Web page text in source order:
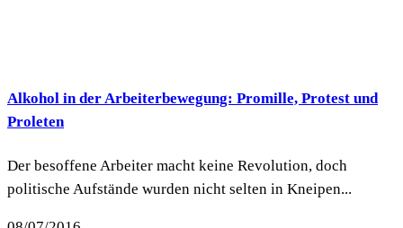
Alkohol in der Arbeiterbewegung: Promille, Protest und
Proleten
Der besoffene Arbeiter macht keine Revolution, doch
politische Aufstände wurden nicht selten in Kneipen...